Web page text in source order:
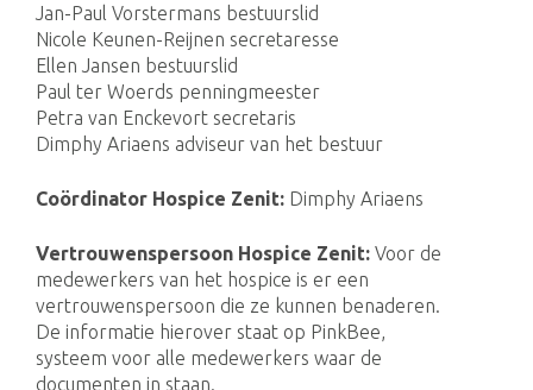
Jan-Paul Vorstermans bestuurslid
Nicole Keunen-Reijnen secretaresse
Ellen Jansen bestuurslid
Paul ter Woerds penningmeester
Petra van Enckevort secretaris
Dimphy Ariaens adviseur van het bestuur
Coördinator Hospice Zenit: Dimphy Ariaens
Vertrouwenspersoon Hospice Zenit: Voor de
medewerkers van het hospice is er een
vertrouwenspersoon die ze kunnen benaderen.
De informatie hierover staat op PinkBee,
systeem voor alle medewerkers waar de
documenten in staan.